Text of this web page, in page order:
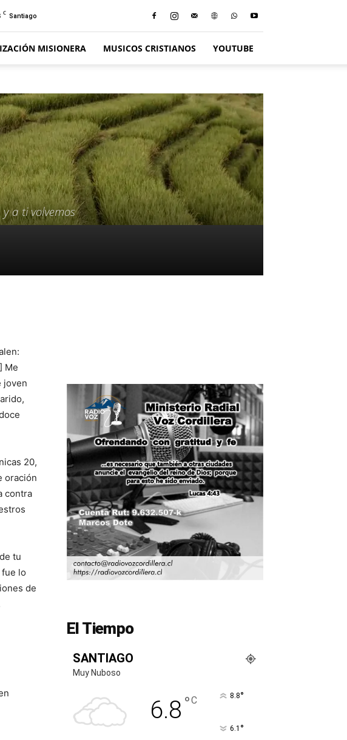
C Santiago
MISIONERA MUSICOS CRISTIANOS YOUTUBE
a ti volvemos
Me
joven
20,
oración
contra
tu
lo
de
El Tiempo
SANTIAGO
Muy Nuboso
6.8 °C 8.8°
6.1 °